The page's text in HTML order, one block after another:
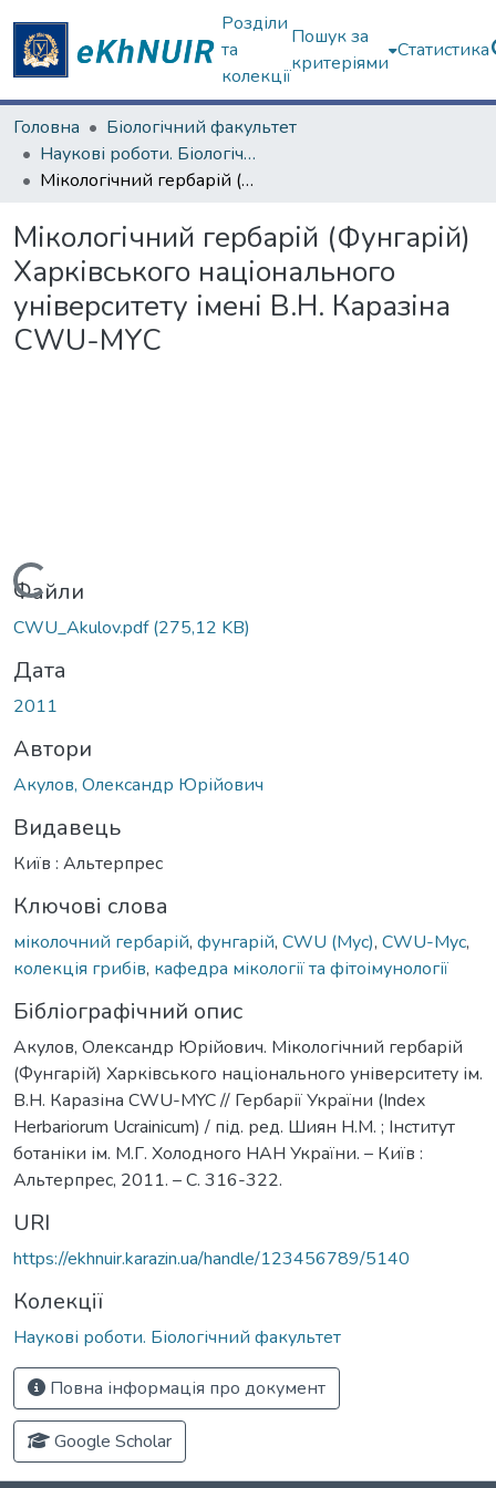
Розділи
та
колекції
Пошук за
критеріями
Статистика
Головна
Біологічний факультет
Наукові роботи. Біологічний факультет
Мікологічний гербарій (Фунгарій) Харківського національного університету імені В.Н. Каразіна CWU-MYC
Мікологічний гербарій (Фунгарій)
Харківського національного
університету імені В.Н. Каразіна
CWU-MYC
Вантажиться...
Файли
CWU_Akulov.pdf(275,12 KB)
Дата
2011
Автори
Акулов, Олександр Юрійович
Видавець
Київ : Альтерпрес
Ключові слова
міколочний гербарій, фунгарій, CWU (Myc), CWU-Myc,
колекція грибів, кафедра мікології та фітоімунології
Бібліографічний опис
Акулов, Олександр Юрійович. Мікологічний гербарій
(Фунгарій) Харківського національного університету ім.
В.Н. Каразіна CWU-MYC // Гербарії України (Index
Herbariorum Ucrainicum) / під. ред. Шиян Н.М. ; Інститут
ботаніки ім. М.Г. Холодного НАН України. – Київ :
Альтерпрес, 2011. – С. 316-322.
URI
https://ekhnuir.karazin.ua/handle/123456789/5140
Колекції
Наукові роботи. Біологічний факультет
Повна інформація про документ
Google Scholar